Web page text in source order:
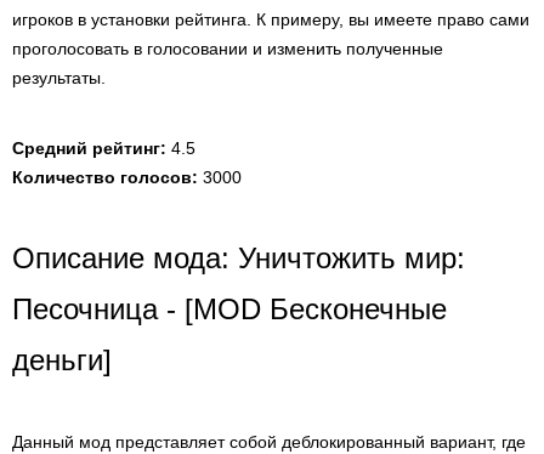
игроков в установки рейтинга. К примеру, вы имеете право сами
проголосовать в голосовании и изменить полученные
результаты.
Средний рейтинг: 4.5
Количество голосов: 3000
Описание мода: Уничтожить мир:
Песочница - [MOD Бесконечные
деньги]
Данный мод представляет собой деблокированный вариант, где